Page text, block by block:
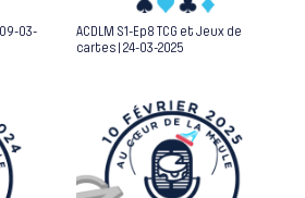
03-
ACDLM S1-Ep8 TCG et Jeux de
cartes | 24-03-2025